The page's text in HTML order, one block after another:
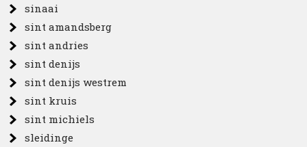
sinaai
sint amandsberg
sint andries
sint denijs
sint denijs westrem
sint kruis
sint michiels
sleidinge